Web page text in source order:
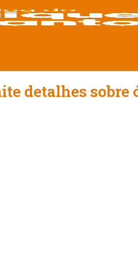
detalhes sobre